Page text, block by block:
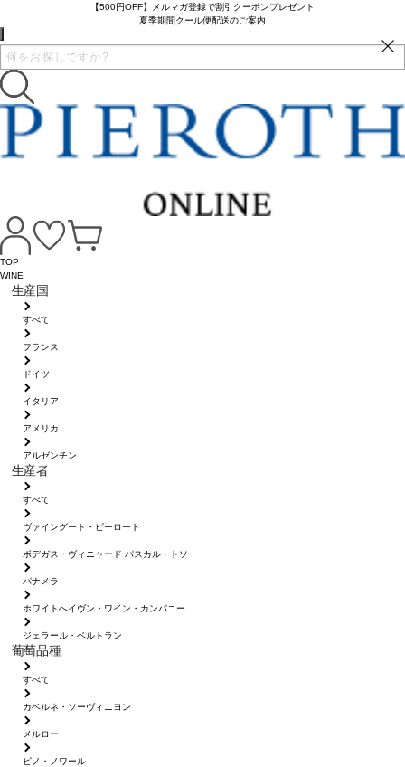
【500円OFF】メルマガ登録で割引クーポンプレゼント
夏季期間クール便配送のご案内
TOP
WINE
生産国
すべて
フランス
ドイツ
イタリア
アメリカ
アルゼンチン
生産者
すべて
ヴァイングート・ピーロート
ボデガス・ヴィニャード パスカル・トソ
パナメラ
ホワイトへイヴン・ワイン・カンパニー
ジェラール・ベルトラン
葡萄品種
すべて
カベルネ・ソーヴィニヨン
メルロー
ピノ・ノワール